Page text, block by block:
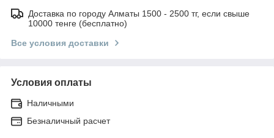
Доставка по городу Алматы 1500 - 2500 тг, если свыше
10000 тенге (бесплатно)
Все условия доставки
Условия оплаты
Наличными
Безналичный расчет